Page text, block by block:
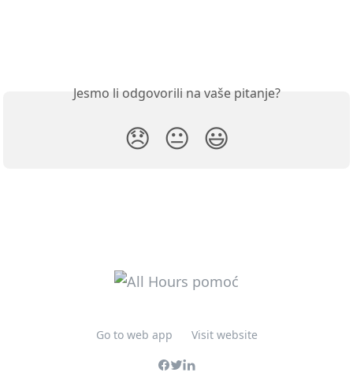
Jesmo li odgovorili na vaše pitanje?
😞 😐 😃
Go to web app Visit website